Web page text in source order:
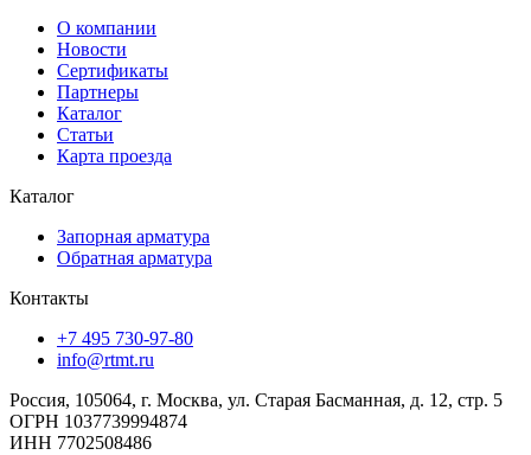
О компании
Новости
Сертификаты
Партнеры
Каталог
Статьи
Карта проезда
Каталог
Запорная арматура
Обратная арматура
Контакты
+7 495 730-97-80
info@rtmt.ru
Россия, 105064, г. Москва, ул. Старая Басманная, д. 12, стр. 5
ОГРН 1037739994874
ИНН 7702508486